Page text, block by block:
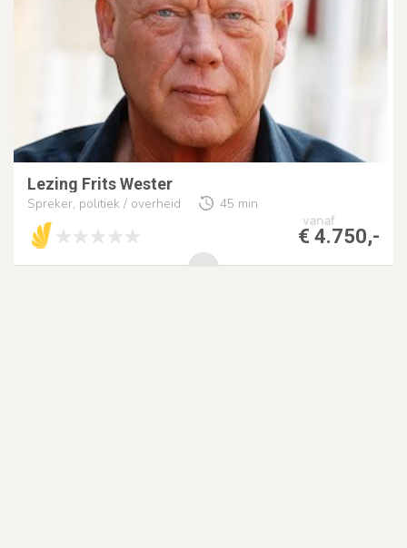
Lezing Frits Wester
Spreker, politiek / overheid
45 min
vanaf
€ 4.750,-